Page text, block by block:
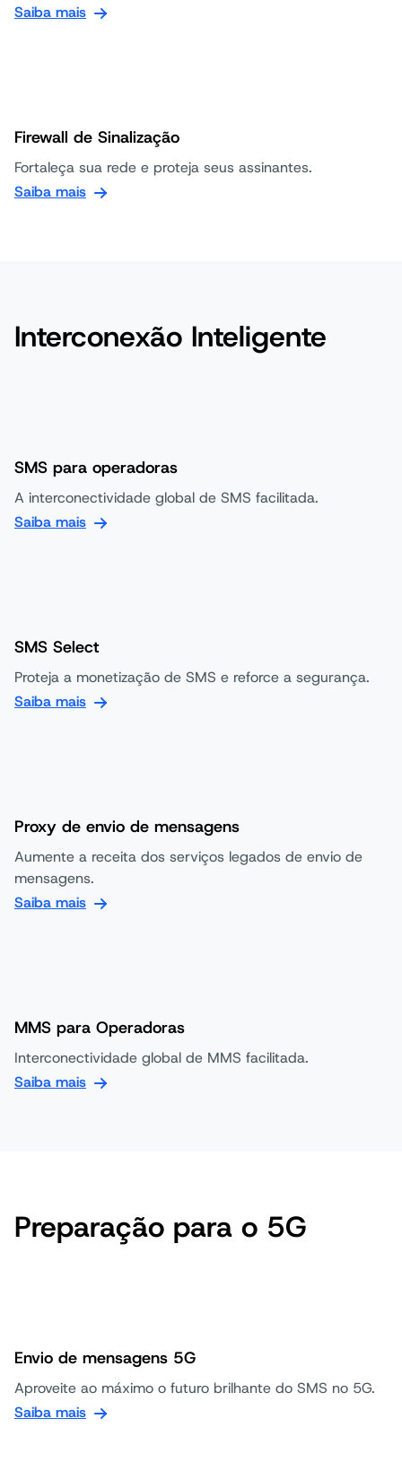
Saiba mais
Firewall de Sinalização
Fortaleça sua rede e proteja seus assinantes.
Saiba mais
Interconexão Inteligente
SMS para operadoras
A interconectividade global de SMS facilitada.
Saiba mais
SMS Select
Proteja a monetização de SMS e reforce a segurança.
Saiba mais
Proxy de envio de mensagens
Aumente a receita dos serviços legados de envio de
mensagens.
Saiba mais
MMS para Operadoras
Interconectividade global de MMS facilitada.
Saiba mais
Preparação para o 5G
Envio de mensagens 5G
Aproveite ao máximo o futuro brilhante do SMS no 5G.
Saiba mais